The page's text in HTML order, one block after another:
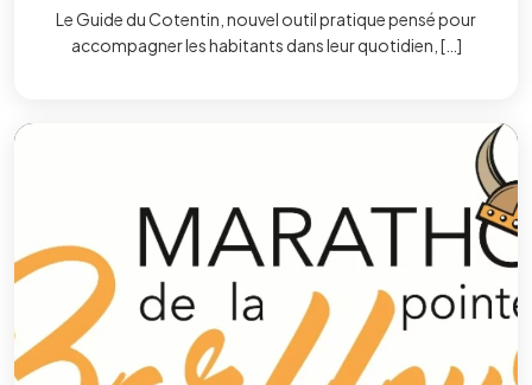
Le Guide du Cotentin, nouvel outil pratique pensé pour
accompagner les habitants dans leur quotidien, […]